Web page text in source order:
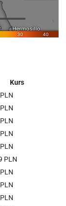
Kurs
PLN